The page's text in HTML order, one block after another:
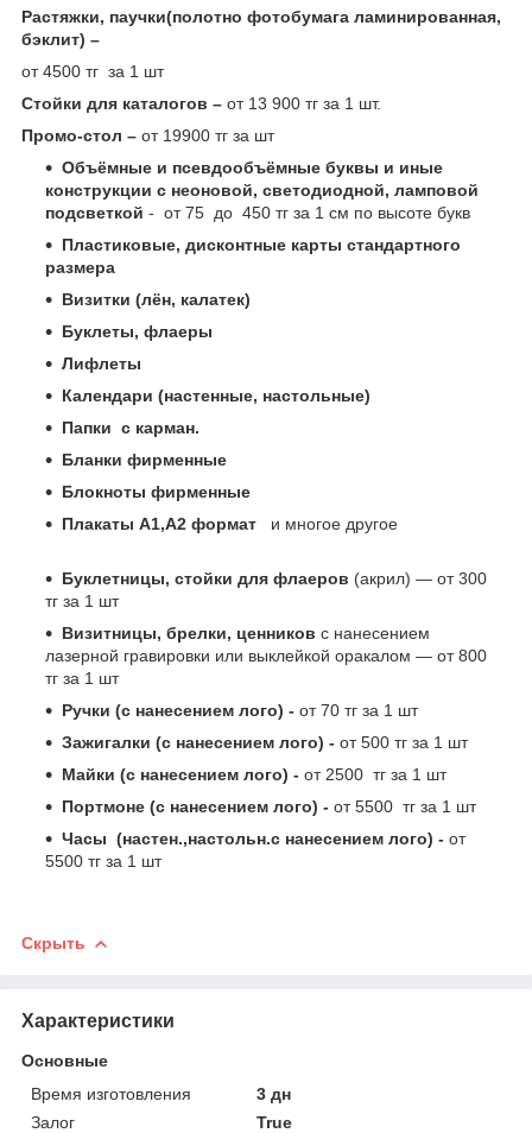
Растяжки, паучки(полотно фотобумага ламинированная,
бэклит) –
от 4500 тг за 1 шт
Стойки для каталогов – от 13 900 тг за 1 шт.
Промо-стол – от 19900 тг за шт
Объёмные и псевдообъёмные буквы и иные
конструкции с неоновой, светодиодной, ламповой
подсветкой - от 75 до 450 тг за 1 см по высоте букв
Пластиковые, дисконтные карты стандартного
размера
Визитки (лён, калатек)
Буклеты, флаеры
Лифлеты
Календари (настенные, настольные)
Папки с карман.
Бланки фирменные
Блокноты фирменные
Плакаты А1,А2 формат и многое другое
Буклетницы, стойки для флаеров (акрил) ― от 300
тг за 1 шт
Визитницы, брелки, ценников с нанесением
лазерной гравировки или выклейкой оракалом ― от 800
тг за 1 шт
Ручки (с нанесением лого) - от 70 тг за 1 шт
Зажигалки (с нанесением лого) - от 500 тг за 1 шт
Майки (с нанесением лого) - от 2500 тг за 1 шт
Портмоне (с нанесением лого) - от 5500 тг за 1 шт
Часы (настен.,настольн.с нанесением лого) - от
5500 тг за 1 шт
Скрыть
Характеристики
Основные
Время изготовления
3 дн
Залог
True